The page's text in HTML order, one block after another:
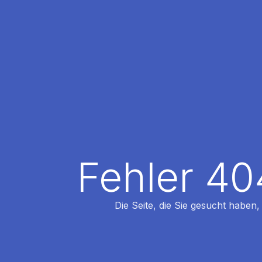
Fehler
Die Seite, die Sie gesucht